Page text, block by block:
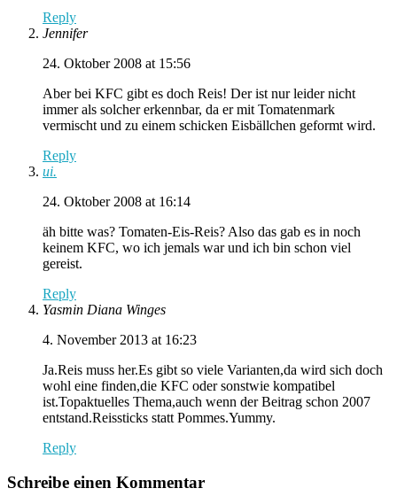
Reply
Jennifer
24. Oktober 2008 at 15:56
Aber bei KFC gibt es doch Reis! Der ist nur leider nicht
immer als solcher erkennbar, da er mit Tomatenmark
vermischt und zu einem schicken Eisbällchen geformt wird.
Reply
ui.
24. Oktober 2008 at 16:14
äh bitte was? Tomaten-Eis-Reis? Also das gab es in noch
keinem KFC, wo ich jemals war und ich bin schon viel
gereist.
Reply
Yasmin Diana Winges
4. November 2013 at 16:23
Ja.Reis muss her.Es gibt so viele Varianten,da wird sich doch
wohl eine finden,die KFC oder sonstwie kompatibel
ist.Topaktuelles Thema,auch wenn der Beitrag schon 2007
entstand.Reissticks statt Pommes.Yummy.
Reply
Schreibe einen Kommentar